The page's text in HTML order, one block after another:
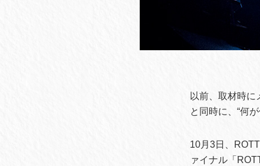
以前、取材時に
と同時に、“何
10月3日、
ァイナル「